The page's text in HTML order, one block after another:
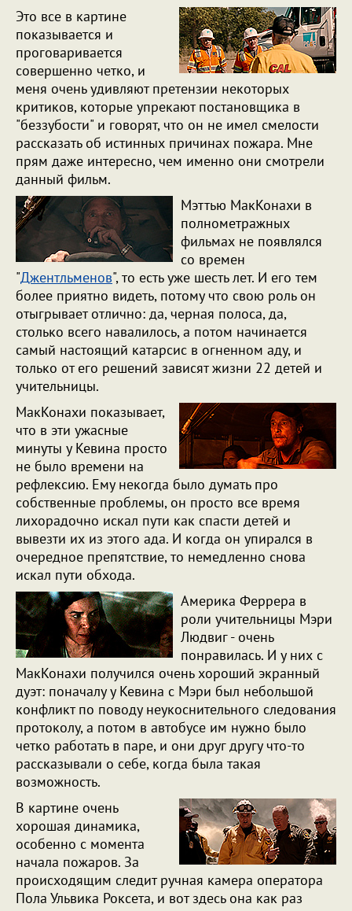
Это все в картине
показывается и
проговаривается
совершенно четко, и
меня очень удивляют претензии некоторых
критиков, которые упрекают постановщика в
"беззубости" и говорят, что он не имел смелости
рассказать об истинных причинах пожара. Мне
прям даже интересно, чем именно они смотрели
данный фильм.
Мэттью МакКонахи в
полнометражных
фильмах не появлялся
со времен
"Джентльменов", то есть уже шесть лет. И его тем
более приятно видеть, потому что свою роль он
отыгрывает отлично: да, черная полоса, да,
столько всего навалилось, а потом начинается
самый настоящий катарсис в огненном аду, и
только от его решений зависят жизни 22 детей и
учительницы.
МакКонахи показывает,
что в эти ужасные
минуты у Кевина просто
не было времени на
рефлексию. Ему некогда было думать про
собственные проблемы, он просто все время
лихорадочно искал пути как спасти детей и
вывезти их из этого ада. И когда он упирался в
очередное препятствие, то немедленно снова
искал пути обхода.
Америка Феррера в
роли учительницы Мэри
Людвиг - очень
понравилась. И у них с
МакКонахи получился очень хороший экранный
дуэт: поначалу у Кевина с Мэри был небольшой
конфликт по поводу неукоснительного следования
протоколу, а потом в автобусе им нужно было
четко работать в паре, и они друг другу что-то
рассказывали о себе, когда была такая
возможность.
В картине очень
хорошая динамика,
особенно с момента
начала пожаров. За
происходящим следит ручная камера оператора
Пола Ульвика Роксета, и вот здесь она как раз